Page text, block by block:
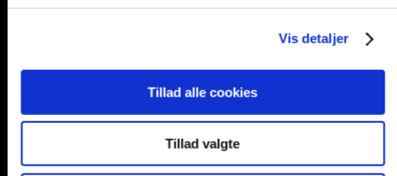
Vis detaljer
Tillad alle cookies
Tillad valgte